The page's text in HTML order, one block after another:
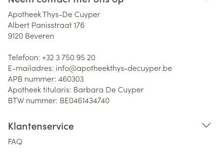
Apotheek Thys-De Cuyper
Albert Panisstraat 176
9120 Beveren
Telefoon: +32 3 750 95 20
E-mailadres: info@apotheekthys-decuyper.be
APB nummer: 460303
Apotheek titularis: Barbara De Cuyper
BTW nummer: BE0461434740
Klantenservice
FAQ